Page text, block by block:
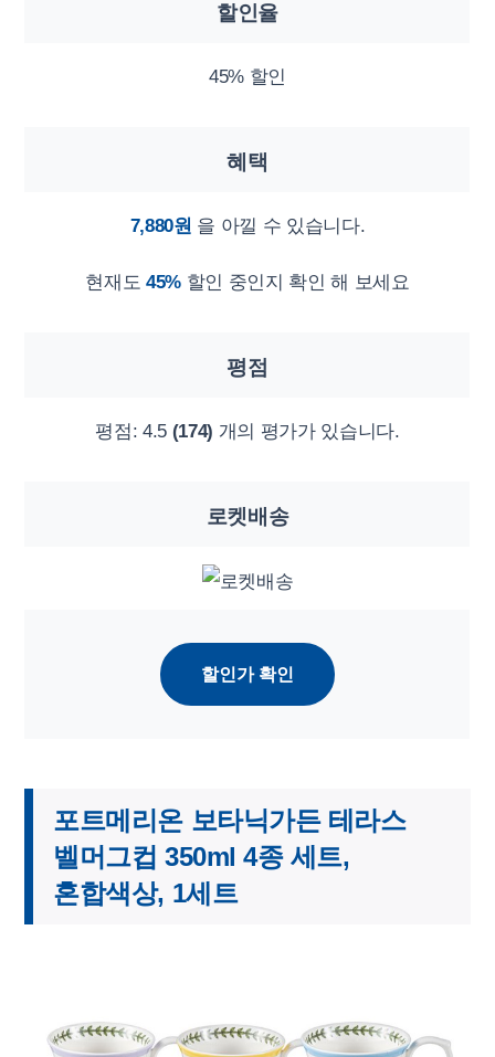
할인율
45% 할인
혜택
7,880원 을 아낄 수 있습니다.
현재도 45%할인 중인지 확인 해 보세요
평점
평점: 4.5 (174) 개의 평가가 있습니다.
로켓배송
할인가 확인
포트메리온 보타닉가든 테라스
벨머그컵 350ml 4종 세트,
혼합색상, 1세트